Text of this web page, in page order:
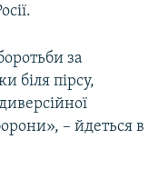
за
біля пірсу,
– йдеться в